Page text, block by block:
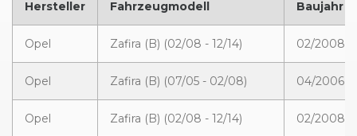
Hersteller Fahrzeugmodell Baujahr
Opel Zafira (B) (02/08 - 12/14) 02/2008 -
Opel Zafira (B) (07/05 - 02/08) 04/2006 -
Opel Zafira (B) (02/08 - 12/14) 02/2008 -